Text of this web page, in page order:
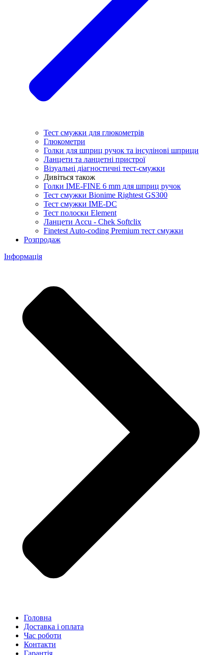
Тест смужки для глюкометрів
Глюкометри
Голки для шприц ручок та інсулінові шприци
Ланцети та ланцетні пристрої
Візуальні діагностичні тест-смужки
Дивіться також
Голки IME-FINE 6 mm для шприц ручок
Тест смужки Bionime Rightest GS300
Тест смужки IME-DC
Тест полоски Element
Ланцети Accu - Chek Softclix
Finetest Auto-coding Premium тест смужки
Розпродаж
Інформація
Головна
Доставка і оплата
Час роботи
Контакти